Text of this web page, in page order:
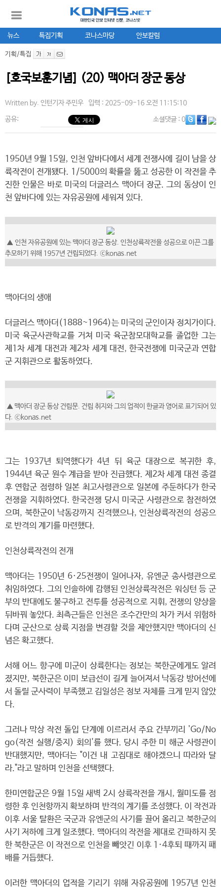
뉴스 특집기획 코나스마당 안보칼럼
기획/특집
[호국보훈기념] (20) 맥아더 장군 동상
Written by. 인턴기자 주민우 입력 : 2025-09-16 오전 11:15:10
공유: 소셜댓글: 0
1950년 9월 15일, 인천 앞바다에서 세계 전쟁사에 길이 남을 상
륙작전이 전개됐다. 1/5000의 확률을 뚫고 성공한 이 작전을 추
진한 인물은 바로 미국의 더글러스 맥아더 장군. 그의 동상이 인
천 앞바다에 있는 자유공원에 세워져 있다.
▲ 인천 자유공원에 있는 맥아더 장군 동상. 인천상륙작전을 성공으로 이끈 그를
추모하기 위해 1957년 건립되었다. ⓒkonas.net
맥아더의 생애
더글러스 맥아더(1888~1964)는 미국의 군인이자 정치가이다.
미국 육군사관학교를 거쳐 미국 육군참모대학교를 졸업한 그는
제1차 세계 대전과 제2차 세계 대전, 한국전쟁에 미국군과 연합
군 지휘관으로 활동하였다.
▲ 맥아더 장군 동상 건립문. 건립 취지와 그의 업적이 한글과 영어로 표기되어 있
다. ⓒkonas.net
그는 1937년 퇴역했다가 4년 뒤 육군 대장으로 복귀한 후,
1944년 육군 원수 계급을 받아 진급했다. 제2차 세계 대전 종결
후 연합군 점령하 일본 최고사령관으로 일본에 주둔하다가 한국
전쟁을 지휘하였다. 한국전쟁 당시 미국군 사령관으로 참전하였
으며, 북한군이 낙동강까지 진격했으나, 인천상륙작전의 성공으
로 반격의 계기를 마련했다.
인천상륙작전의 전개
맥아더는 1950년 6·25전쟁이 일어나자, 유엔군 총사령관으로
취임하였다. 그의 인솔하에 감행된 인천상륙작전은 워싱턴 등 군
부의 반대에도 불구하고 전투를 성공적으로 지휘, 전쟁의 양상을
뒤바꿔 놓았다. 최측근들은 인천은 조수간만의 차가 커서 위험하
다며 군산으로 상륙 지점을 변경할 것을 제안했지만 맥아더의 신
념은 확고했다.
서해 어느 항구에 미군이 상륙한다는 정보는 북한군에게도 알려
졌지만, 북한군은 이미 보급선이 길게 늘어져서 낙동강 방어선에
서 돌릴 군사력이 부족했고 김일성은 정보 자체를 크게 믿지 않았
다.
그러나 막상 작전 돌입 단계에 이르러서 주요 간부끼리 'Go/No
go(작전 실행/중지) 회의'를 했다. 당시 주한 미 해군 사령관이
반대했지만, 맥아더는 "이건 내 고집대로 해야겠으니 따라와 달
라."라고 말하며 인천을 선택했다.
한미연합군은 9월 15일 새벽 2시 상륙작전을 개시, 월미도를 점
령한 후 인천항까지 확보하며 반격의 계기를 조성했다. 이 작전과
이후 서울 탈환은 국군과 유엔군의 사기를 끌어 올리고 북한군의
사기 저하에 크게 일조했다. 맥아더의 작전을 제대로 간파하지 못
한 북한군은 이 작전으로 인천을 빼앗긴 이후 1·4후퇴 때까지 패
배를 거듭했다.
이러한 맥아더의 업적을 기리기 위해 자유공원에 1957년 인천